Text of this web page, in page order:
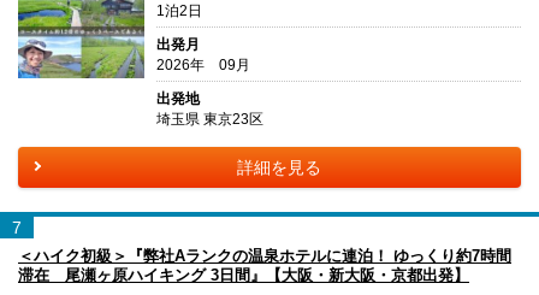
1泊2日
出発月
2026年 09月
出発地
埼玉県 東京23区
詳細を見る
7
＜ハイク初級＞『弊社Aランクの温泉ホテルに連泊！ ゆっくり約7時間
滞在 尾瀬ヶ原ハイキング 3日間』【大阪・新大阪・京都出発】